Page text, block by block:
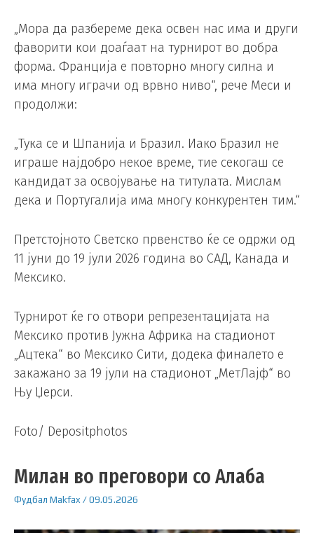
„Мора да разбереме дека освен нас има и други
фаворити кои доаѓаат на турнирот во добра
форма. Франција е повторно многу силна и
има многу играчи од врвно ниво“, рече Меси и
продолжи:
„Тука се и Шпанија и Бразил. Иако Бразил не
играше најдобро некое време, тие секогаш се
кандидат за освојување на титулата. Мислам
дека и Португалија има многу конкурентен тим.“
Претстојното Светско првенство ќе се одржи од
11 јуни до 19 јули 2026 година во САД, Канада и
Мексико.
Турнирот ќе го отвори репрезентацијата на
Мексико против Јужна Африка на стадионот
„Ацтека“ во Мексико Сити, додека финалето е
закажано за 19 јули на стадионот „МетЛајф“ во
Њу Џерси.
Foto/ Depositphotos
Милан во преговори со Алаба
Фудбал Makfax/09.05.2026